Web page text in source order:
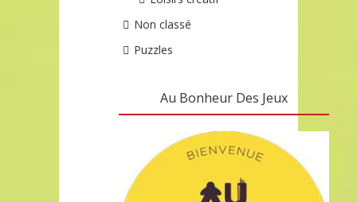
Non classé
Puzzles
Au Bonheur Des Jeux